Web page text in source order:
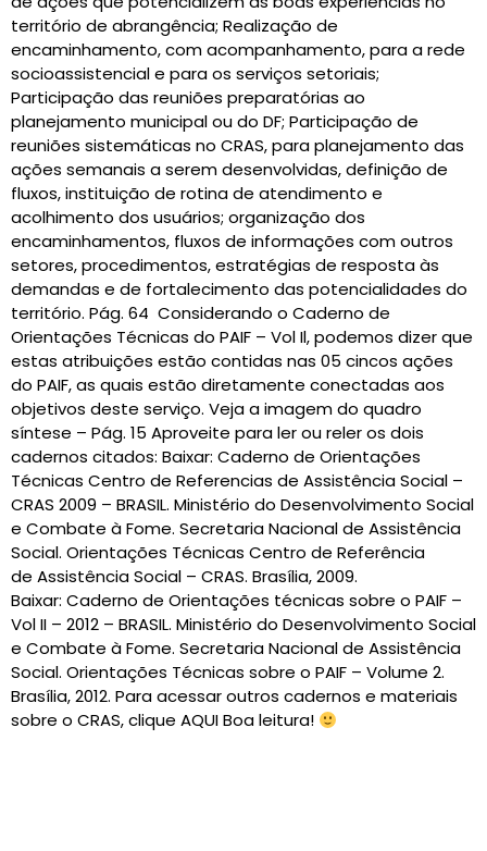
território de abrangência; Realização de
encaminhamento, com acompanhamento, para a rede
socioassistencial e para os serviços setoriais;
Participação das reuniões preparatórias ao
planejamento municipal ou do DF; Participação de
reuniões sistemáticas no CRAS, para planejamento das
ações semanais a serem desenvolvidas, definição de
fluxos, instituição de rotina de atendimento e
acolhimento dos usuários; organização dos
encaminhamentos, fluxos de informações com outros
setores, procedimentos, estratégias de resposta às
demandas e de fortalecimento das potencialidades do
território. Pág. 64 Considerando o Caderno de
Orientações Técnicas do PAIF – Vol Il, podemos dizer que
estas atribuições estão contidas nas 05 cincos ações
do PAIF, as quais estão diretamente conectadas aos
objetivos deste serviço. Veja a imagem do quadro
síntese – Pág. 15 Aproveite para ler ou reler os dois
cadernos citados: Baixar: Caderno de Orientações
Técnicas Centro de Referencias de Assistência Social –
CRAS 2009 – BRASIL. Ministério do Desenvolvimento Social
e Combate à Fome. Secretaria Nacional de Assistência
Social. Orientações Técnicas Centro de Referência
de Assistência Social – CRAS. Brasília, 2009.
Baixar: Caderno de Orientações técnicas sobre o PAIF –
Vol II – 2012 – BRASIL. Ministério do Desenvolvimento Social
e Combate à Fome. Secretaria Nacional de Assistência
Social. Orientações Técnicas sobre o PAIF – Volume 2.
Brasília, 2012. Para acessar outros cadernos e materiais
sobre o CRAS, clique AQUI Boa leitura!